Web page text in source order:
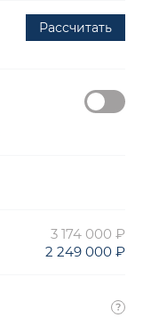
Рассчитать
3 174 000 ₽
2 249 000 ₽